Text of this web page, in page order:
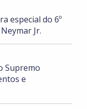
especial do 6º
Jr.
Supremo
e